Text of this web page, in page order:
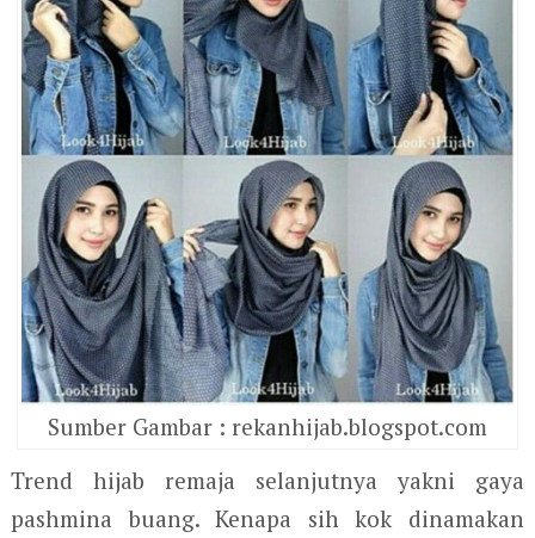
Sumber Gambar : rekanhijab.blogspot.com
Trend hijab remaja selanjutnya yakni gaya
pashmina buang. Kenapa sih kok dinamakan